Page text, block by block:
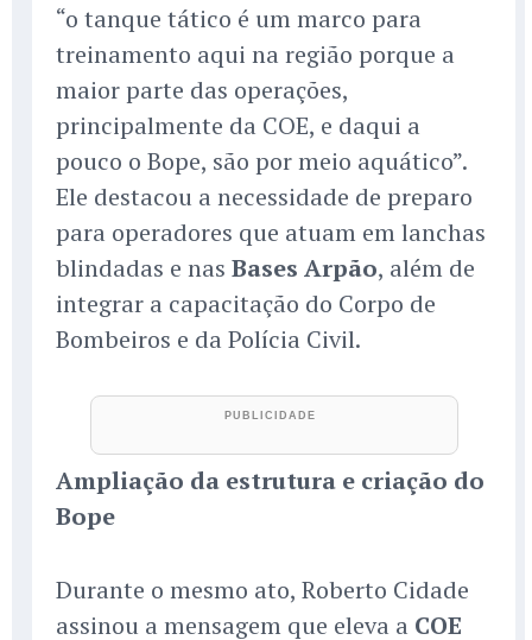
“o tanque tático é um marco para
treinamento aqui na região porque a
maior parte das operações,
principalmente da COE, e daqui a
pouco o Bope, são por meio aquático”.
Ele destacou a necessidade de preparo
para operadores que atuam em lanchas
blindadas e nas Bases Arpão, além de
integrar a capacitação do Corpo de
Bombeiros e da Polícia Civil.
Ampliação da estrutura e criação do
Bope
Durante o mesmo ato, Roberto Cidade
assinou a mensagem que eleva a COE